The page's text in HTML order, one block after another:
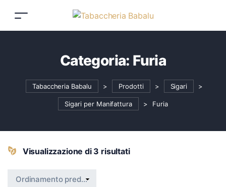
Categoria: Furia
Tabaccheria Babalu > Prodotti > Sigari >
Sigari per Manifattura > Furia
Visualizzazione di 3 risultati